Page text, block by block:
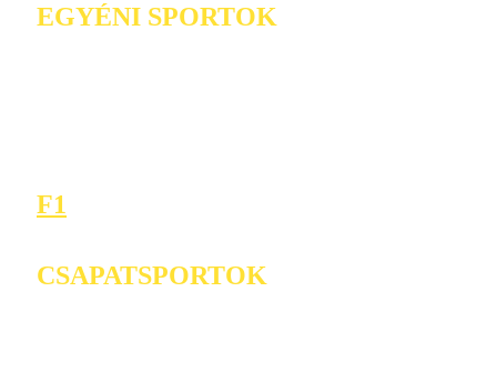
EGYÉNI SPORTOK
F1
CSAPATSPORTOK